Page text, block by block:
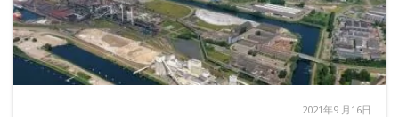
2021年9 月16日